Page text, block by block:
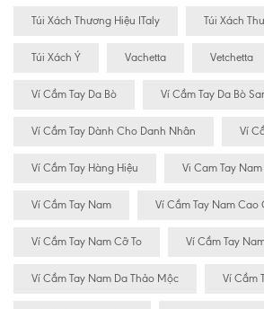
Túi Xách Thương Hiệu ITaly Túi Xách
Túi Xách Ý Vachetta Vetchetta
Ví Cầm Tay Da Bò Ví Cầm Tay Da Bò
Ví Cầm Tay Dành Cho Danh Nhân Ví
Ví Cầm Tay Hàng Hiệu Vi Cam Tay Nam
Ví Cầm Tay Nam Ví Cầm Tay Nam Cao
Ví Cầm Tay Nam Cỡ To Ví Cầm Tay
Ví Cầm Tay Nam Da Thảo Mộc Ví Cầm